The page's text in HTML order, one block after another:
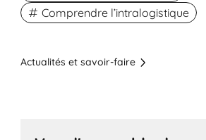
Comprendre l’intralogistique
Actualités et savoir-faire